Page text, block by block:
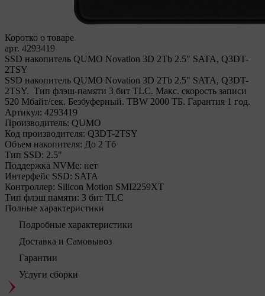
Коротко о товаре
арт. 4293419
SSD накопитель QUMO Novation 3D 2Tb 2.5" SATA, Q3DT-
2TSY
SSD накопитель QUMO Novation 3D 2Tb 2.5" SATA, Q3DT-
2TSY. Тип флэш-памяти 3 бит TLC. Макс. скорость записи
520 Мбайт/сек. Безбуферный. TBW 2000 ТБ. Гарантия 1 год.
Артикул: 4293419
Производитель: QUMO
Код производителя: Q3DT-2TSY
Объем накопителя: До 2 Тб
Тип SSD: 2.5"
Поддержка NVMe: нет
Интерфейс SSD: SATA
Контроллер: Silicon Motion SMI2259XT
Тип флэш памяти: 3 бит TLC
Полные характеристики
Подробные характеристики
Доставка и Самовывоз
Гарантии
Услуги сборки